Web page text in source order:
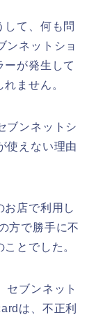
して、何も問
ンネットショ
ーが発生して
ません。
ブンネットシ
使えない理由
お店で利用し
方で勝手に不
とでした。
セブンネット
は、不正利